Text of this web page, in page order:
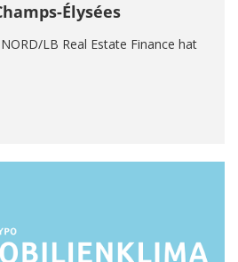
Élysées
LB Real Estate Finance hat